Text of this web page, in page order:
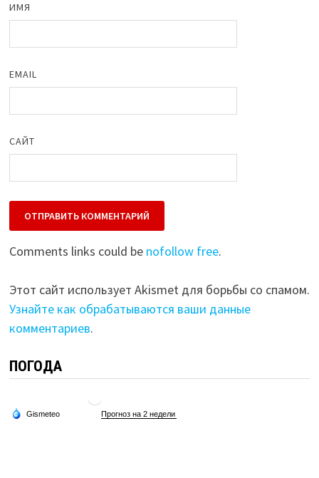
ИМЯ
EMAIL
САЙТ
Comments links could be nofollow free.
Этот сайт использует Akismet для борьбы со спамом.
Узнайте как обрабатываются ваши данные
комментариев.
ПОГОДА